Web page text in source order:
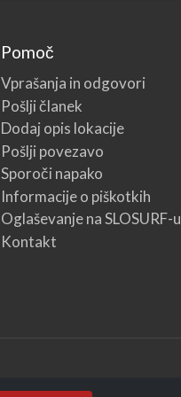
Pomoč
Vprašanja in odgovori
Pošlji članek
Dodaj opis lokacije
Pošlji povezavo
Sporoči napako
Informacije o piškotkih
Oglaševanje na SLOSURF-u
Kontakt